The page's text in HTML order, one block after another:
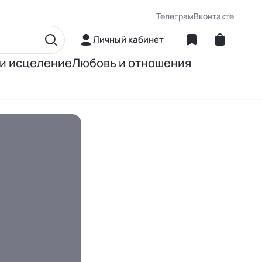
ТелеграмВконтакте
Личный кабинет
исцелениеЛюбовь и отношения